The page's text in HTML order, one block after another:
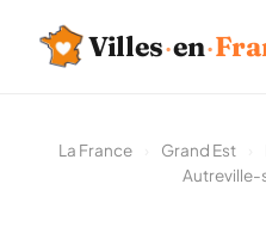
Villes·en·
La France Grand Est
Autreville-